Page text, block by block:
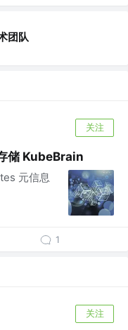
团队
关注
储 KubeBrain
元信息
1
关注